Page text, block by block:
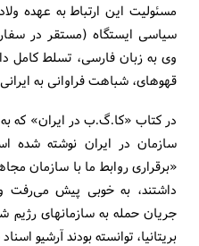
مسئولیت این ارتباط به عهده
سیاسی ایستگاه (مستقر در
وی به زبان فارسی، تسلط
قهوه‏ای، شباهت فراوانی به
در کتاب «کا.گ.ب در ایران» که
سازمان در ایران نوشته
«برقراری روابط ما با سازمان
داشتند، به خوبی پیش
جریان حمله به سازمانهای رژیم
بریتانیا، توانسته بودند آرشیو